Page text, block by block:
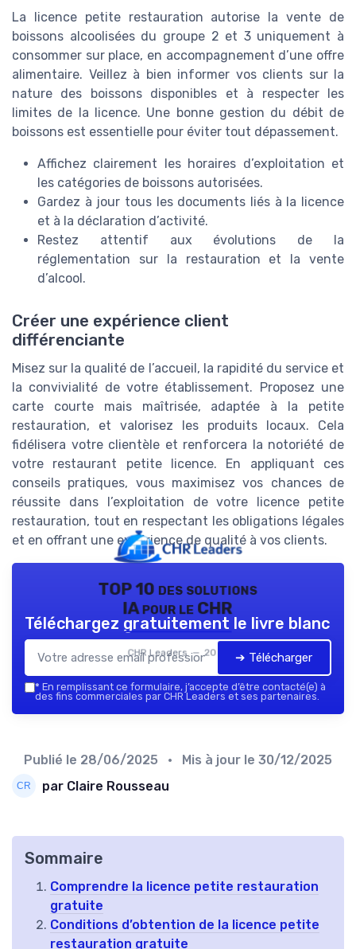
La licence petite restauration autorise la vente de
boissons alcoolisées du groupe 2 et 3 uniquement à
consommer sur place, en accompagnement d’une offre
alimentaire. Veillez à bien informer vos clients sur la
nature des boissons disponibles et à respecter les
limites de la licence. Une bonne gestion du débit de
boissons est essentielle pour éviter tout dépassement.
Affichez clairement les horaires d’exploitation et
les catégories de boissons autorisées.
Gardez à jour tous les documents liés à la licence
et à la déclaration d’activité.
Restez attentif aux évolutions de la
réglementation sur la restauration et la vente
d’alcool.
Créer une expérience client
différenciante
Misez sur la qualité de l’accueil, la rapidité du service et
la convivialité de votre établissement. Proposez une
carte courte mais maîtrisée, adaptée à la petite
restauration, et valorisez les produits locaux. Cela
fidélisera votre clientèle et renforcera la notoriété de
votre restaurant petite licence. En appliquant ces
conseils pratiques, vous maximisez vos chances de
réussite dans l’exploitation de votre licence petite
restauration, tout en respectant les obligations légales
et en offrant une expérience de qualité à vos clients.
TOP 10 des solutions
IA pour le CHR
CHR Leaders — 2026
Téléchargez gratuitement le livre blanc
➔ Télécharger
* En remplissant ce formulaire, j’accepte d’être contacté(e) à
des fins commerciales par CHR Leaders et ses partenaires.
Publié le 28/06/2025 • Mis à jour le 30/12/2025
par Claire Rousseau
Sommaire
Comprendre la licence petite restauration
gratuite
Conditions d’obtention de la licence petite
restauration gratuite